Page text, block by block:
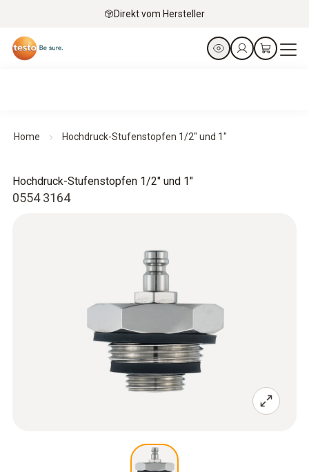
Direkt vom Hersteller
Home Hochdruck-Stufenstopfen 1/2" und 1"
0554 3164
Hochdruck-Stufenstopfen 1/2" und 1"